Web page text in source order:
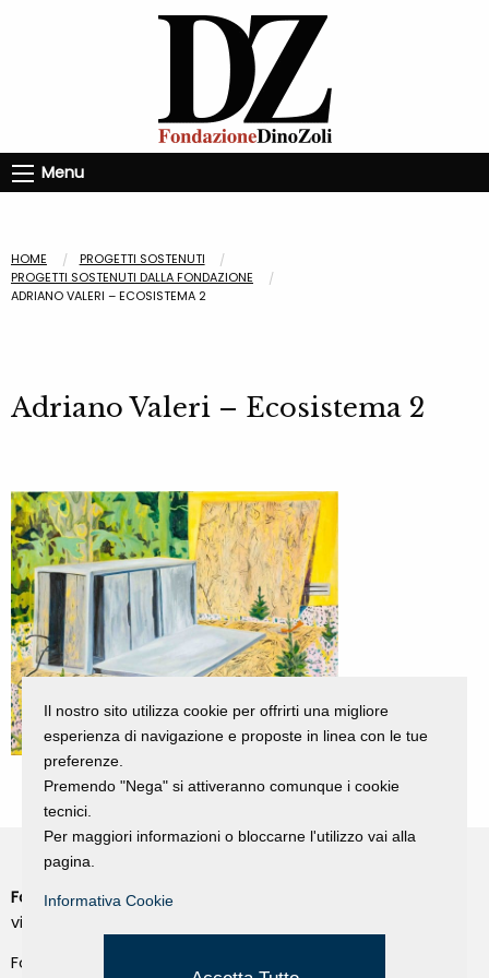
Menu
HOME
PROGETTI SOSTENUTI
PROGETTI SOSTENUTI DALLA FONDAZIONE
ADRIANO VALERI – ECOSISTEMA 2
Adriano Valeri – Ecosistema 2
Fondazione Dino Zoli
viale Bologna 288, Forlì
Fondo dot. euro 285.000 i.v.
Privacy Policy
Il nostro sito utilizza cookie per offrirti una migliore
esperienza di navigazione e proposte in linea con le tue
preferenze.
Premendo "Nega" si attiveranno comunque i cookie
tecnici.
Per maggiori informazioni o bloccarne l'utilizzo vai alla
pagina.
Informativa Cookie